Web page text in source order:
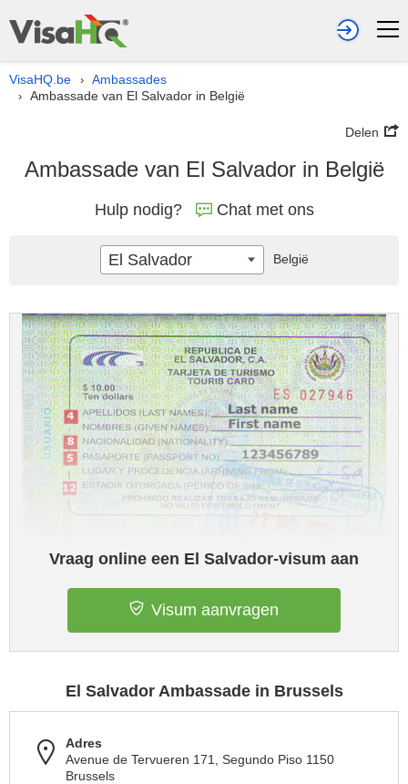
VisaHQ.be › Ambassades
› Ambassade van El Salvador in België
Delen
Ambassade van El Salvador in België
Hulp nodig? Chat met ons
Vraag online een El Salvador-visum aan
Visum aanvragen
El Salvador Ambassade in Brussels
Adres
Avenue de Tervueren 171, Segundo Piso 1150
Brussels
El Salvador België